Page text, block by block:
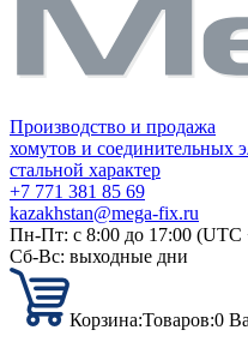
Производство и продажа
хомутов и соединительных
стальной характер
+7 771 381 85 69
kazakhstan@mega-fix.ru
Пн-Пт: с 8:00 до 17:00 (UTC
Сб-Вс: выходные дни
Корзина:Товаров:0